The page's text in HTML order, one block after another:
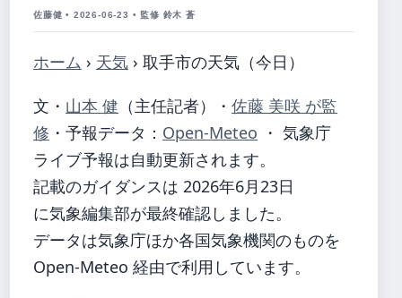
佐藤健 • 2026-06-23 • 監修 鈴木 蒼
ホーム › 天気 › 取手市の天気（今日）
文・ 山本 健 （主任記者） ・ 佐藤 美咲 が監
修 ・ 予報データ： Open-Meteo ・ 気象庁
ライブ予報は自動更新されます。
記載のガイダンスは 2026年6月23日
に気象編集部が最終確認しました。
データは気象庁ほか各国気象機関のものを
Open-Meteo 経由で利用しています。